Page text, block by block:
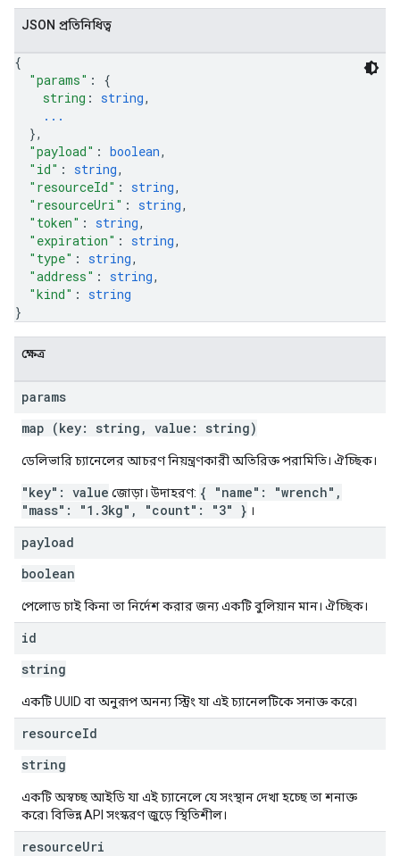
JSON প্রতিনিধিত্ব
{
"params" : {
string : string,
...
},
"payload" : boolean,
"id" : string,
"resourceId" : string,
"resourceUri" : string,
"token" : string,
"expiration" : string,
"type" : string,
"address" : string,
"kind" : string
}
ক্ষেত্র
params
map (key: string, value: string)
ডেলিভারি চ্যানেলের আচরণ নিয়ন্ত্রণকারী অতিরিক্ত পরামিতি। ঐচ্ছিক।
"key": value জোড়া। উদাহরণ: { "name": "wrench",
"mass": "1.3kg", "count": "3" } ।
payload
boolean
পেলোড চাই কিনা তা নির্দেশ করার জন্য একটি বুলিয়ান মান। ঐচ্ছিক।
id
string
একটি UUID বা অনুরূপ অনন্য স্ট্রিং যা এই চ্যানেলটিকে সনাক্ত করে৷
resourceId
string
একটি অস্বচ্ছ আইডি যা এই চ্যানেলে যে সংস্থান দেখা হচ্ছে তা শনাক্ত
করে৷ বিভিন্ন API সংস্করণ জুড়ে স্থিতিশীল।
resourceUri